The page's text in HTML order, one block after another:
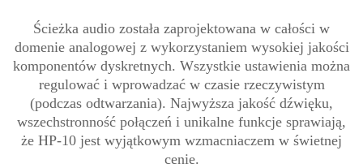
Ścieżka audio została zaprojektowana w całości w
domenie analogowej z wykorzystaniem wysokiej jakości
komponentów dyskretnych. Wszystkie ustawienia można
regulować i wprowadzać w czasie rzeczywistym
(podczas odtwarzania). Najwyższa jakość dźwięku,
wszechstronność połączeń i unikalne funkcje sprawiają,
że HP-10 jest wyjątkowym wzmacniaczem w świetnej
cenie.